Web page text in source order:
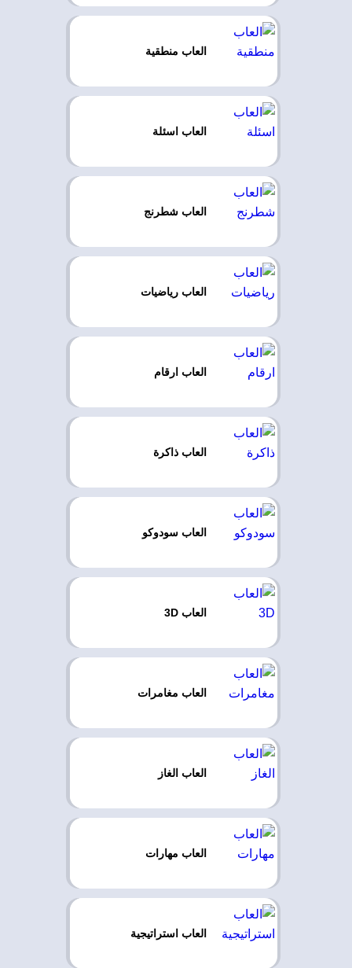
العاب منطقية
العاب اسئلة
العاب شطرنج
العاب رياضيات
العاب ارقام
العاب ذاكرة
العاب سودوكو
العاب 3D
العاب مغامرات
العاب الغاز
العاب مهارات
العاب استراتيجية